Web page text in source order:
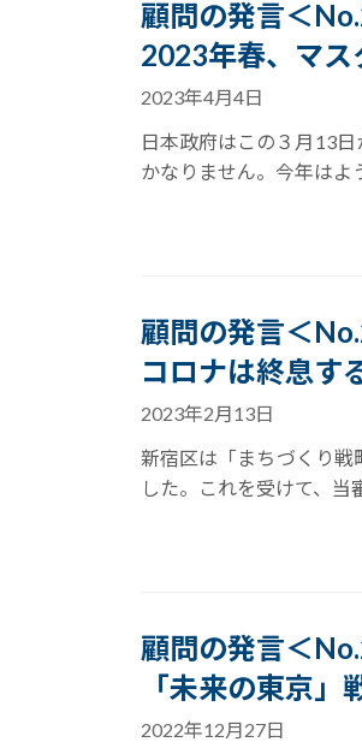
顧問の発言＜
2023年春、マス
2023年4月4日
日本政府はこの３月13
かなりません。今年は
顧問の発言＜
コロナは終息す
2023年2月13日
新宿区は「まちづくり戦
した。これを受けて、
顧問の発言＜
「未来の東京
2022年12月27日